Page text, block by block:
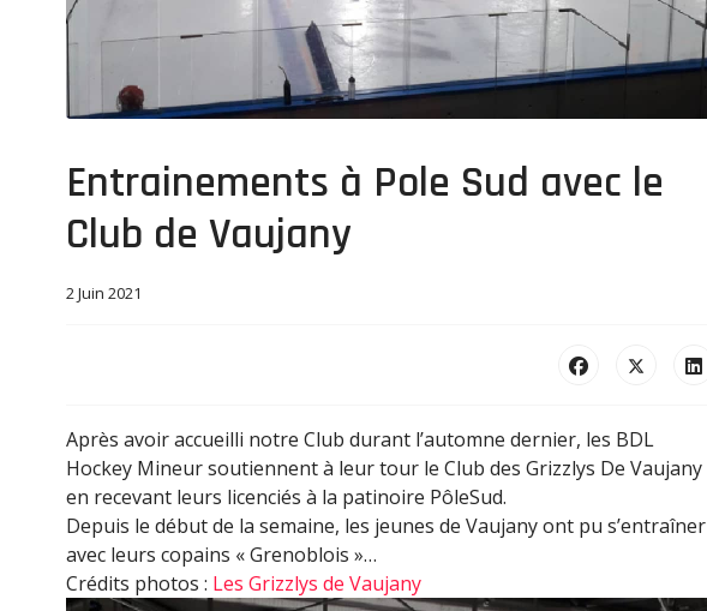
Entrainements à Pole Sud avec le
Club de Vaujany
2 Juin 2021
Après avoir accueilli notre Club durant l’automne dernier, les BDL
Hockey Mineur soutiennent à leur tour le Club des Grizzlys De Vaujany
en recevant leurs licenciés à la patinoire PôleSud.
Depuis le début de la semaine, les jeunes de Vaujany ont pu s’entraîner
avec leurs copains « Grenoblois »…
Crédits photos : Les Grizzlys de Vaujany